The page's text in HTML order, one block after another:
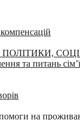
ПОЛІТИКИ,
та питань сім’ї
на